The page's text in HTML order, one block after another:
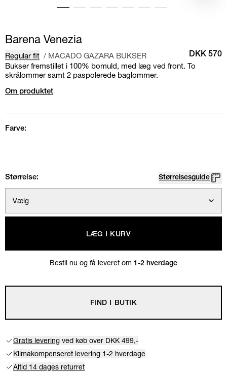
Barena Venezia
Regular fit / MACADO GAZARA BUKSER DKK 570
Bukser fremstillet i 100% bomuld, med læg ved front. To
skrålommer samt 2 paspolerede baglommer.
Om produktet
Farve:
Størrelse: Størrelsesguide
Vælg
LÆG I KURV
Bestil nu og få leveret om 1-2 hverdage
FIND I BUTIK
Gratis levering ved køb over DKK 499,-
Klimakompenseret levering 1-2 hverdage
Altid 14 dages returret